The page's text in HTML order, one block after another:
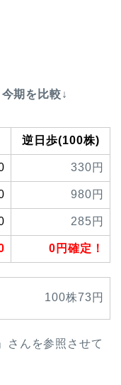
期を比較↓
逆日歩(100株)
330円
980円
285円
0円確定！
100株73円
さんを参照させて